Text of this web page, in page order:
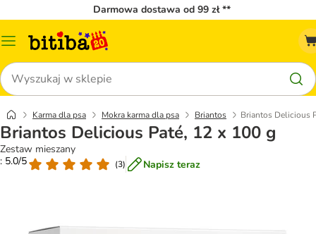
Darmowa dostawa od 99 zł **
Menu
Szukaj
Karma dla psa Mokra karma dla psa Briantos Briantos Delicious
Briantos Delicious Paté, 12 x 100 g
Zestaw mieszany
: 5.0/5
(3) Napisz teraz